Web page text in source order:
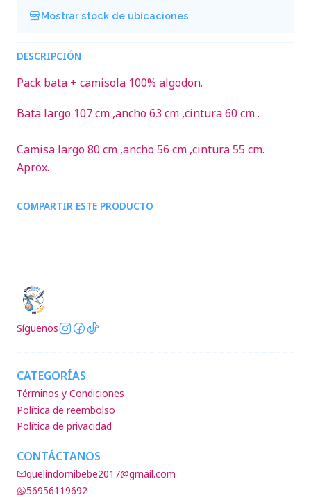
Mostrar stock de ubicaciones
DESCRIPCIÓN
Pack bata + camisola 100% algodon.
Bata largo 107 cm ,ancho 63 cm ,cintura 60 cm .
Camisa largo 80 cm ,ancho 56 cm ,cintura 55 cm.
Aprox.
COMPARTIR ESTE PRODUCTO
Síguenos
CATEGORÍAS
Términos y Condiciones
Política de reembolso
Política de privacidad
CONTÁCTANOS
quelindomibebe2017@gmail.com
56956119692